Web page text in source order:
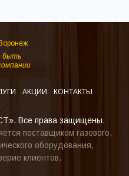
быть
АКЦИИ КОНТАКТЫ
Все права защищены.
поставщиком газового,
оборудования,
клиентов.